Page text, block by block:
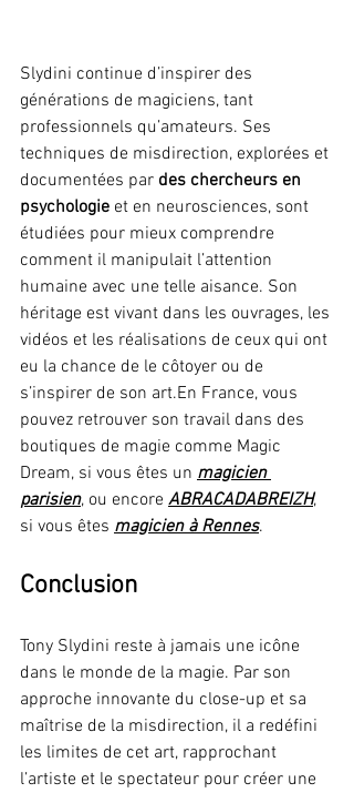
Slydini continue d’inspirer des
générations de magiciens, tant
professionnels qu’amateurs. Ses
techniques de misdirection, explorées et
documentées par des chercheurs en
psychologie et en neurosciences, sont
étudiées pour mieux comprendre
comment il manipulait l’attention
humaine avec une telle aisance. Son
héritage est vivant dans les ouvrages, les
vidéos et les réalisations de ceux qui ont
eu la chance de le côtoyer ou de
s’inspirer de son art.En France, vous
pouvez retrouver son travail dans des
boutiques de magie comme Magic
Dream, si vous êtes un magicien
parisien, ou encore ABRACADABREIZH,
si vous êtes magicien à Rennes.
Conclusion
Tony Slydini reste à jamais une icône
dans le monde de la magie. Par son
approche innovante du close-up et sa
maîtrise de la misdirection, il a redéfini
les limites de cet art, rapprochant
l’artiste et le spectateur pour créer une